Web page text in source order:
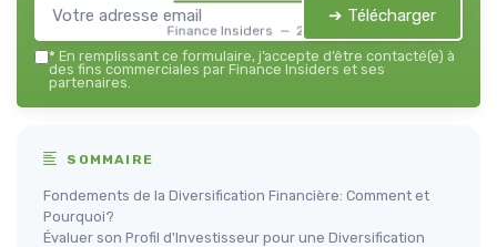
Finance Insiders — 2026
➔ Télécharger
* En remplissant ce formulaire, j’accepte d’être contacté(e) à
des fins commerciales par Finance Insiders et ses
partenaires.
SOMMAIRE
Fondements de la Diversification Financière: Comment et
Pourquoi?
Évaluer son Profil d'Investisseur pour une Diversification